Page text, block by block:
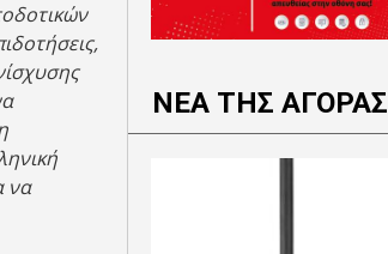
να
ΝΕΑ ΤΗΣ ΑΓΟΡΑΣ